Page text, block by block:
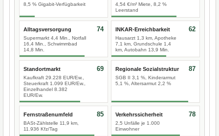
8,5 % Gigabit-Verfügbarkeit
4,54 €/m² Miete, 8,2 %
Leerstand
Alltagsversorgung
Supermarkt 4,4 Min., Notfall
16,4 Min., Schwimmbad
14,8 Min.
74 INKAR-Erreichbarkeit
Hausarzt 1,3 km, Apotheke
7,1 km, Grundschule 1,4
km, Autobahn 13,9 Min.
62
Standortmarkt
Kaufkraft 29.228 EUR/Ew.,
Steuerkraft 1.099 EUR/Ew.,
Einzelhandel 8.382
EUR/Ew.
69 Regionale Sozialstruktur
SGB II 3,1 %, Kinderarmut
5,1 %, Altersarmut 2,2 %
87
Fernstraßenumfeld
BASt-Zählstelle 11,9 km,
11.936 Kfz/Tag
85 Verkehrssicherheit
2,5 Unfälle je 1.000
Einwohner
78